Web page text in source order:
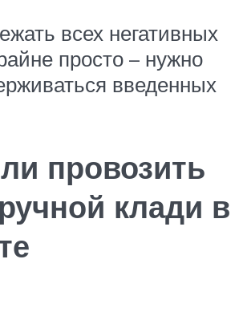
всех негативных
просто – нужно
введенных
провозить
клади в